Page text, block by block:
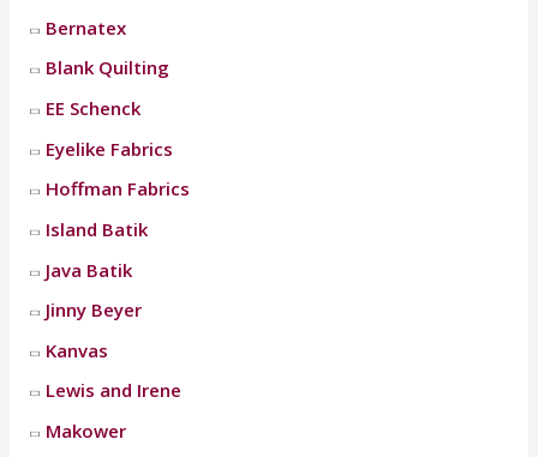
Bernatex
Blank Quilting
EE Schenck
Eyelike Fabrics
Hoffman Fabrics
Island Batik
Java Batik
Jinny Beyer
Kanvas
Lewis and Irene
Makower